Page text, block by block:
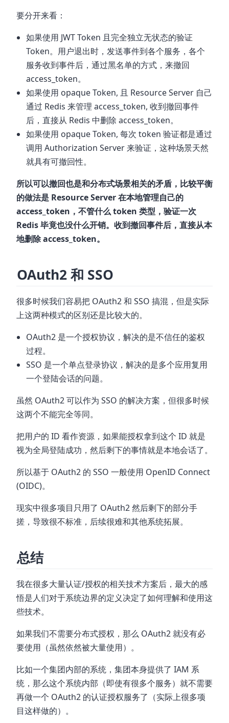
要分开来看：
如果使用 JWT Token 且完全独立无状态的验证
Token。用户退出时，发送事件到各个服务，各个
服务收到事件后，通过黑名单的方式，来撤回
access_token。
如果使用 opaque Token, 且 Resource Server 自己
通过 Redis 来管理 access_token, 收到撤回事件
后，直接从 Redis 中删除 access_token。
如果使用 opaque Token, 每次 token 验证都是通过
调用 Authorization Server 来验证，这种场景天然
就具有可撤回性。
所以可以撤回也是和分布式场景相关的矛盾，比较平衡
的做法是 Resource Server 在本地管理自己的
access_token，不管什么 token 类型，验证一次
Redis 毕竟也没什么开销。收到撤回事件后，直接从本
地删除 access_token。
OAuth2 和 SSO
很多时候我们容易把 OAuth2 和 SSO 搞混，但是实际
上这两种模式的区别还是比较大的。
OAuth2 是一个授权协议，解决的是不信任的鉴权
过程。
SSO 是一个单点登录协议，解决的是多个应用复用
一个登陆会话的问题。
虽然 OAuth2 可以作为 SSO 的解决方案，但很多时候
这两个不能完全等同。
把用户的 ID 看作资源，如果能授权拿到这个 ID 就是
视为全局登陆成功，然后剩下的事情就是本地会话了。
所以基于 OAuth2 的 SSO 一般使用 OpenID Connect
(OIDC)。
现实中很多项目只用了 OAuth2 然后剩下的部分手
搓，导致很不标准，后续很难和其他系统拓展。
总结
我在很多大量认证/授权的相关技术方案后，最大的感
悟是人们对于系统边界的定义决定了如何理解和使用这
些技术。
如果我们不需要分布式授权，那么 OAuth2 就没有必
要使用（虽然依然被大量使用）。
比如一个集团内部的系统，集团本身提供了 IAM 系
统，那么这个系统内部（即使有很多个服务）就不需要
再做一个 OAuth2 的认证授权服务了（实际上很多项
目这样做的）。